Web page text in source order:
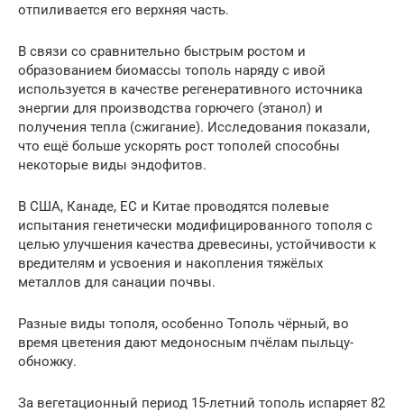
отпиливается его верхняя часть.
В связи со сравнительно быстрым ростом и
образованием биомассы тополь наряду с ивой
используется в качестве регенеративного источника
энергии для производства горючего (этанол) и
получения тепла (сжигание). Исследования показали,
что ещё больше ускорять рост тополей способны
некоторые виды эндофитов.
В США, Канаде, ЕС и Китае проводятся полевые
испытания генетически модифицированного тополя с
целью улучшения качества древесины, устойчивости к
вредителям и усвоения и накопления тяжёлых
металлов для санации почвы.
Разные виды тополя, особенно Тополь чёрный, во
время цветения дают медоносным пчёлам пыльцу-
обножку.
За вегетационный период 15-летний тополь испаряет 82